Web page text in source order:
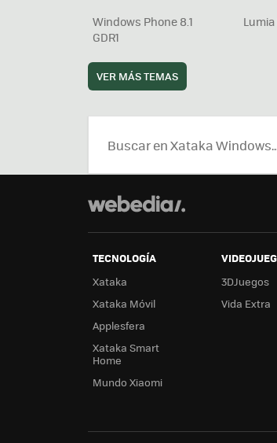
Windows Phone 8.1
GDR1
VER MÁS TEMAS
TECNOLOGÍA
Xataka
Xataka Móvil
Applesfera
Xataka Smart
Home
Mundo Xiaomi
3DJuegos
Vida Extra